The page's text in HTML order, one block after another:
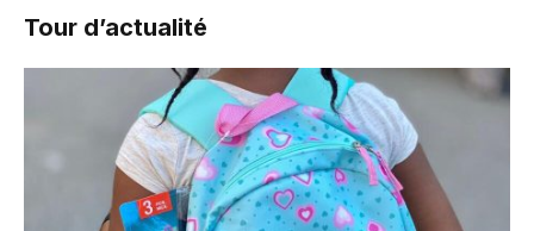
Tour d’actualité